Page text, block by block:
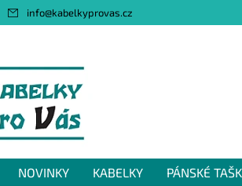
info@kabelkyprovas.cz
NOVINKY KABELKY PÁNSKÉ